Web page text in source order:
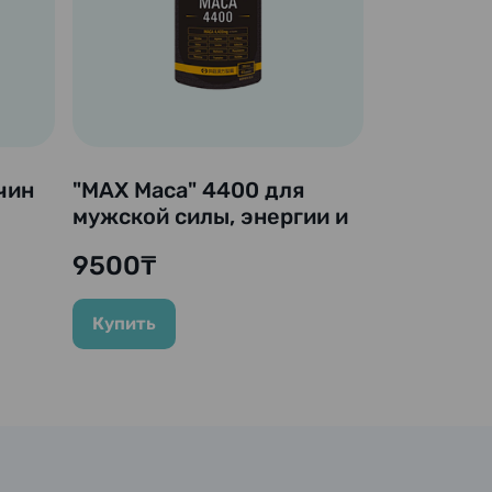
"MAX Maca" 4400 для
мужской силы, энергии и
капсул
9500₸
Купить